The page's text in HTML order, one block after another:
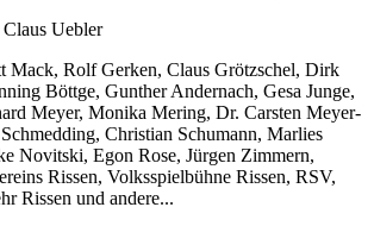
Uebler
Mack, Rolf Gerken, Claus Grötzschel, Dirk
Böttge, Gunther Andernach, Gesa Junge,
Meyer, Monika Mering, Dr. Carsten Meyer-
Christian Schumann, Marlies
Novitski, Egon Rose, Jürgen Zimmern,
Rissen, Volksspielbühne Rissen, RSV,
Rissen und andere...